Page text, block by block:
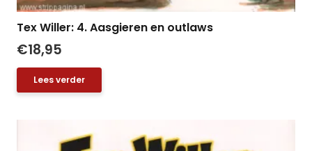
Tex Willer: 4. Aasgieren en outlaws
€18,95
Lees verder